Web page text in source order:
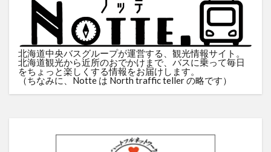
北海道中央バスグループが運営する、観光情報サイト。
北海道観光から近所のおでかけまで、バスに乗って毎日
をちょっと楽しくする情報をお届けします。
（ちなみに、Notte は North traffic teller の略です）